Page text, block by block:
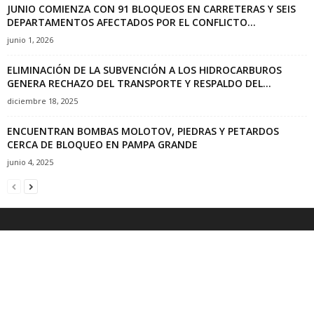
JUNIO COMIENZA CON 91 BLOQUEOS EN CARRETERAS Y SEIS
DEPARTAMENTOS AFECTADOS POR EL CONFLICTO...
junio 1, 2026
ELIMINACIÓN DE LA SUBVENCIÓN A LOS HIDROCARBUROS
GENERA RECHAZO DEL TRANSPORTE Y RESPALDO DEL...
diciembre 18, 2025
ENCUENTRAN BOMBAS MOLOTOV, PIEDRAS Y PETARDOS
CERCA DE BLOQUEO EN PAMPA GRANDE
junio 4, 2025